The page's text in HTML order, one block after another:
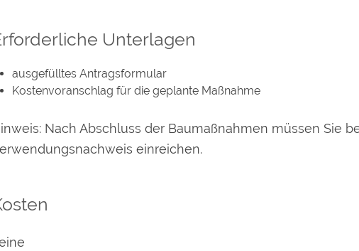
Unterlagen
ausgefülltes Antragsformular
Kostenvoranschlag für die geplante Maßnahme
Nach Abschluss der Baumaßnahmen müssen Sie
einreichen.